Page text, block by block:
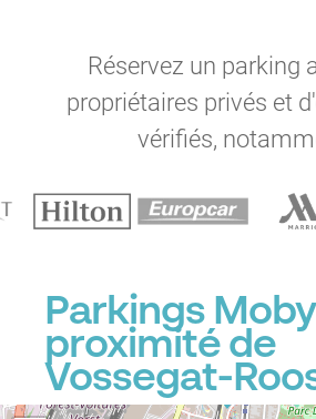
Réservez un parking
propriétaires privés et
vérifiés,
Parkings
proximité de
Vossegat-
P
P